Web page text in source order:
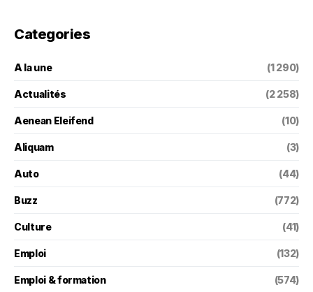
Categories
A la une (1 290)
Actualités (2 258)
Aenean Eleifend (10)
Aliquam (3)
Auto (44)
Buzz (772)
Culture (41)
Emploi (132)
Emploi & formation (574)